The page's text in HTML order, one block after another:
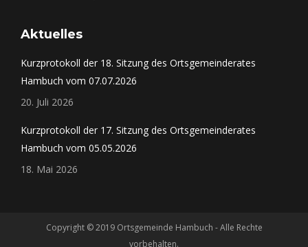
Aktuelles
Kurzprotokoll der 18. Sitzung des Ortsgemeinderates
Hambuch vom 07.07.2026
20. Juli 2026
Kurzprotokoll der 17. Sitzung des Ortsgemeinderates
Hambuch vom 05.05.2026
18. Mai 2026
Copyright © 2019 Ortsgemeinde Hambuch - Alle Rechte
vorbehalten.